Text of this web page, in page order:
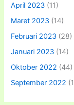
April 2023 (11)
Maret 2023 (14)
Februari 2023 (28)
Januari 2023 (14)
Oktober 2022 (44)
September 2022